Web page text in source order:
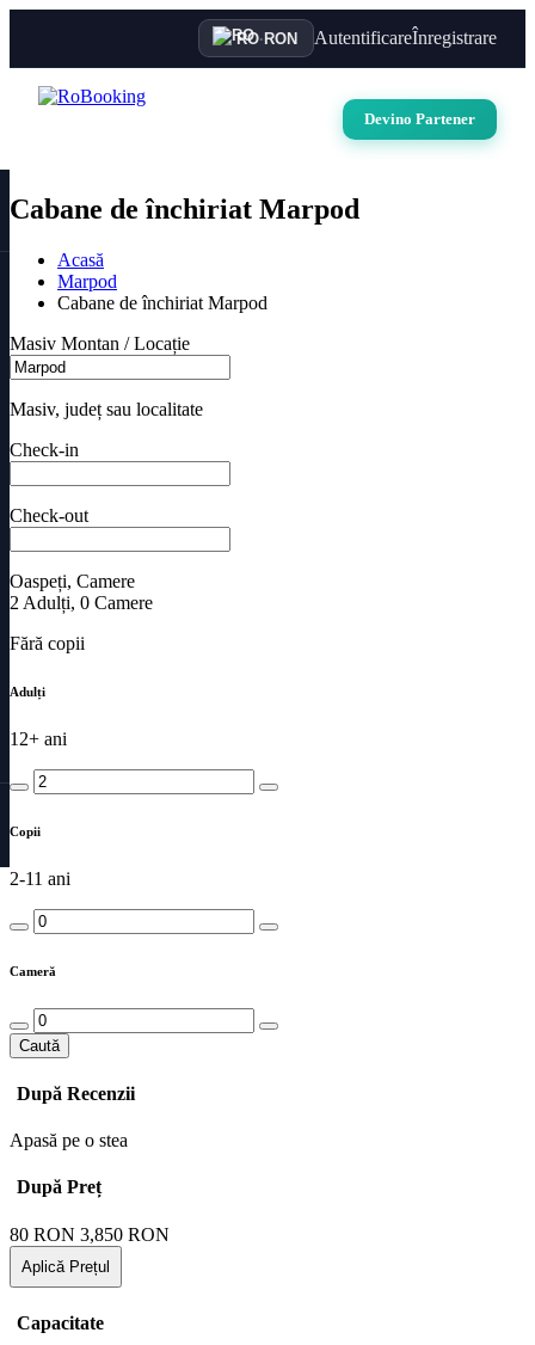
RO·RON AutentificareÎnregistrare
Devino Partener
Cabane de închiriat Marpod
Acasă
Marpod
Cabane de închiriat Marpod
Masiv Montan / Locație
Masiv, județ sau localitate
Check-in
Check-out
Oaspeți, Camere
2 Adulți, 0 Camere
Fără copii
Adulți
12+ ani
Copii
2-11 ani
Cameră
Caută
După Recenzii
Apasă pe o stea
După Preț
80 RON 3,850 RON
Aplică Prețul
Capacitate